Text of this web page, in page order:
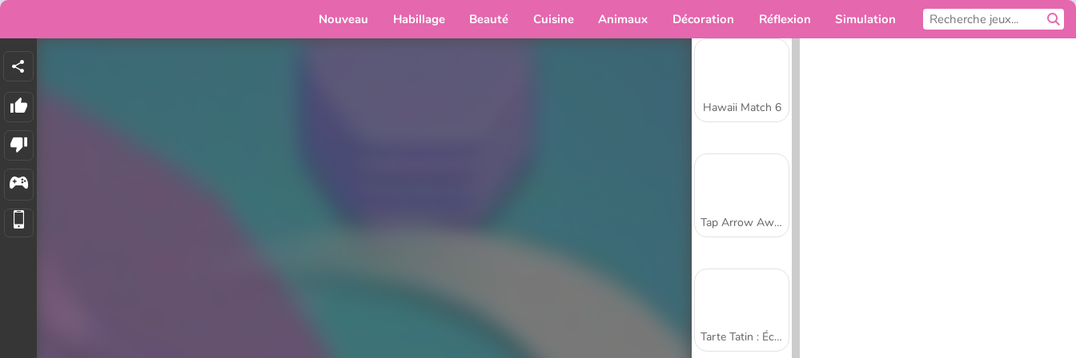
Nouveau Habillage Beauté Cuisine Animaux Décoration Réflexion Simulation
Hawaii Match 6
Tap Arrow Away
Tarte Tatin : École de cuisine de Sara